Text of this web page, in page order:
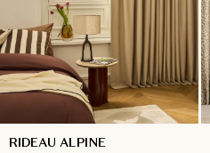
RIDEAU ALPINE